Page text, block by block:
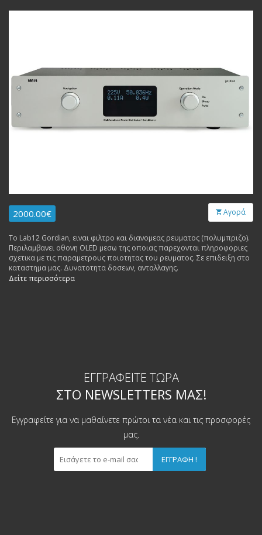
2000.00€ Αγορά
Το Lab12 Gordian, ειναι φιλτρο και διανομεας ρευματος (πολυμπριζο).
Περιλαμβανει οθονη OLED μεσω της οποιας παρεχονται πληροφοριες
σχετικα με τις παραμετρους ποιοτητας του ρευματος. Σε επιδειξη στο
καταστημα μας. Δυνατοτητα δοσεων, ανταλλαγης.
Δείτε περισσότερα
ΕΓΓΡΑΦΕΊΤΕ ΤΏΡΑ
ΣΤΟ NEWSLETTERS ΜΑΣ!
Εγγραφείτε για να μαθαίνετε πρώτοι τα νέα και τις προσφορές
μας.
ΕΓΓΡΑΦΉ !